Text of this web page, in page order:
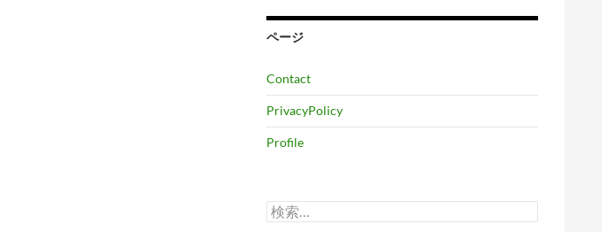
ブ
ページ
Contact
PrivacyPolicy
Profile
検
索: